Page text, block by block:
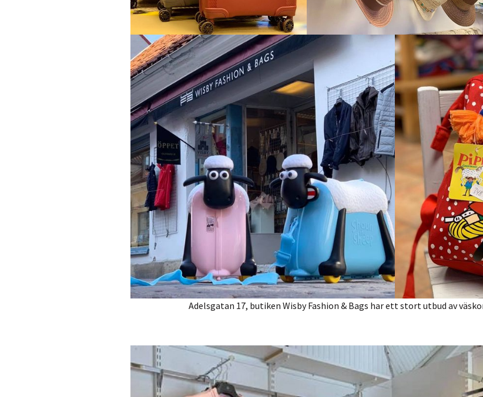
Adelsgatan 17, butiken Wisby Fashion & Bags har ett stort utbud av